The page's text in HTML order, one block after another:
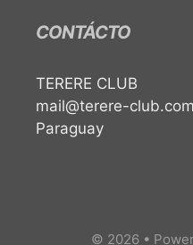
CONTÁCTO
TERERE CLUB
mail@terere-club.com
Paraguay
© 2026 •